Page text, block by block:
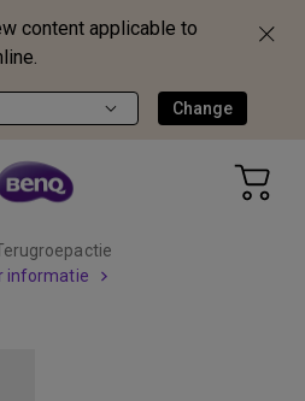
content applicable to
Change
informatie